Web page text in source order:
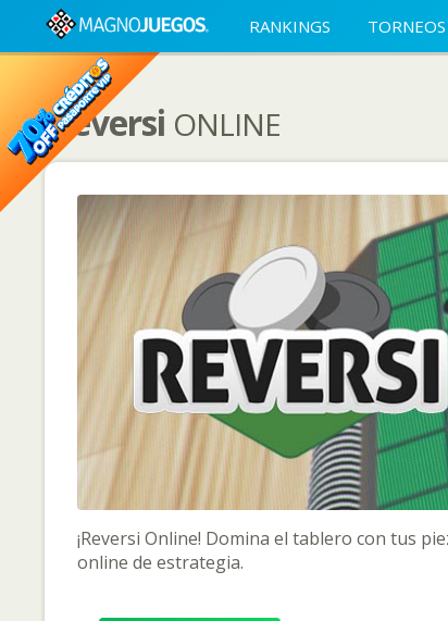
RANKINGS TORNEOS
Reversi ONLINE
¡Reversi Online! Domina el tablero con tus
online de estrategia.